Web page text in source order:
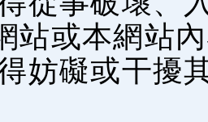
站或本網站
妨礙或干擾